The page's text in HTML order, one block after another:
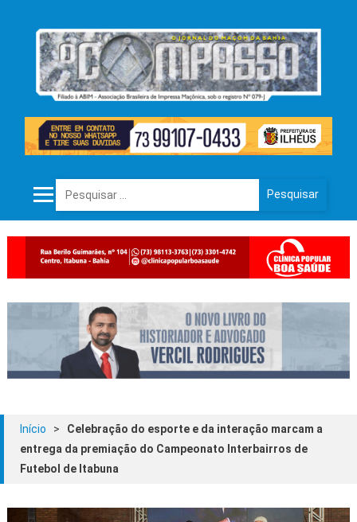
Pesquisar por:
Início >
Celebração do esporte e da interação marcam a
entrega da premiação do Campeonato Interbairros de
Futebol de Itabuna